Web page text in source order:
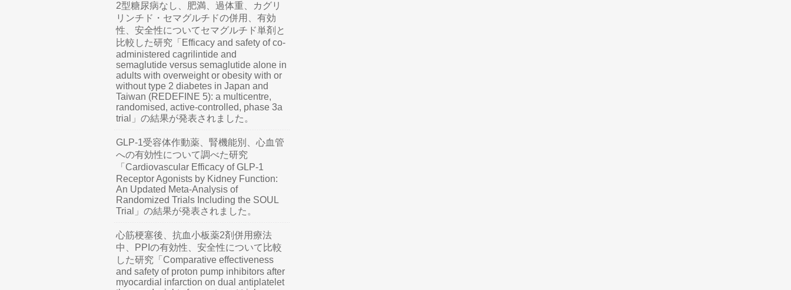
2型糖尿病なし、肥満、過体重、カグリ
リンチド・セマグルチドの併用、有効
性、安全性についてセマグルチド単剤と
比較した研究「Efficacy and safety of co-
administered cagrilintide and
semaglutide versus semaglutide alone in
adults with overweight or obesity with or
without type 2 diabetes in Japan and
Taiwan (REDEFINE 5): a multicentre,
randomised, active-controlled, phase 3a
trial」の結果が発表されました。
GLP-1受容体作動薬、腎機能別、心血管
への有効性について調べた研究
「Cardiovascular Efficacy of GLP-1
Receptor Agonists by Kidney Function:
An Updated Meta-Analysis of
Randomized Trials Including the SOUL
Trial」の結果が発表されました。
心筋梗塞後、抗血小板薬2剤併用療法
中、PPIの有効性、安全性について比較
した研究「Comparative effectiveness
and safety of proton pump inhibitors after
myocardial infarction on dual antiplatelet